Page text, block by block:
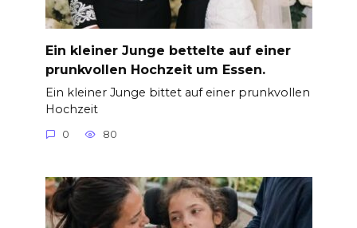
Ein kleiner Junge bettelte auf einer
prunkvollen Hochzeit um Essen.
Ein kleiner Junge bittet auf einer prunkvollen
Hochzeit
0 80